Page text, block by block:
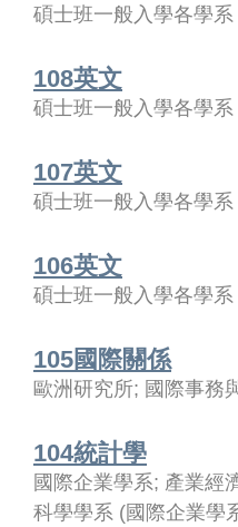
碩士班一般入學各學系
108英文
碩士班一般入學各學系
107英文
碩士班一般入學各學系
106英文
碩士班一般入學各學系
105國際關係
歐洲研究所; 國際事務
104統計學
國際企業學系; 產業經
科學學系 (國際企業學